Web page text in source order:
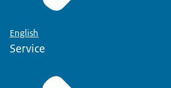
English
Service